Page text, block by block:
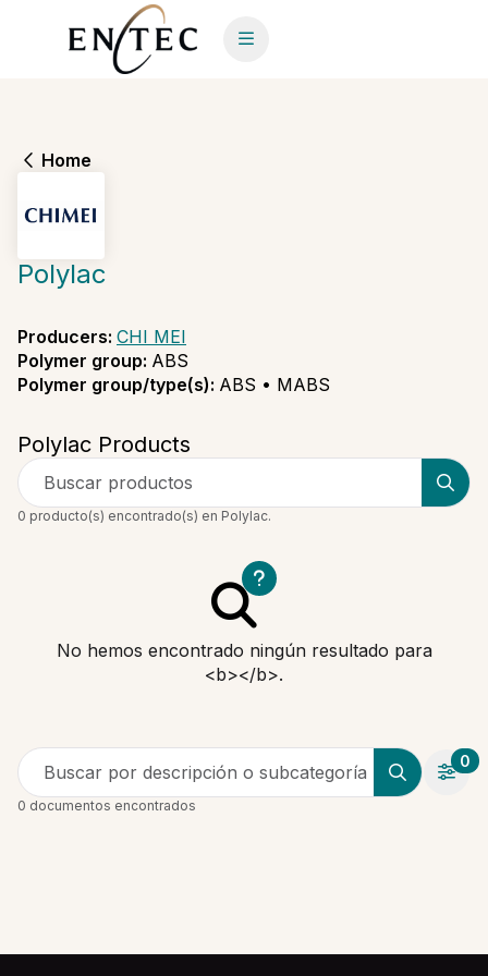
Home
Polylac
Producers: CHI MEI
Polymer group: ABS
Polymer group/type(s): ABS • MABS
Polylac Products
Buscar productos
0 producto(s) encontrado(s) en Polylac.
No hemos encontrado ningún resultado para
<b></b>.
Buscar por descripción o subcategoría
0
0 documentos encontrados